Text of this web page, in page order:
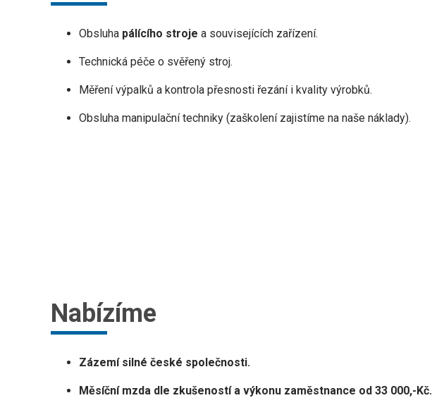
Obsluha pálícího stroje a souvisejících zařízení.
Technická péče o svěřený stroj.
Měření výpalků a kontrola přesnosti řezání i kvality výrobků.
Obsluha manipulační techniky (zaškolení zajistíme na naše náklady).
Nabízíme
Zázemí silné české společnosti.
Měsíční mzda dle zkušeností a výkonu zaměstnance od 33 000,-Kč.